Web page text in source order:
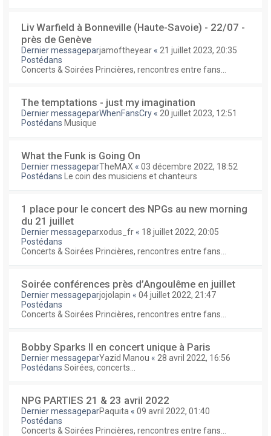
Liv Warfield à Bonneville (Haute-Savoie) - 22/07 -
près de Genève
Dernier messageparjamoftheyear « 21 juillet 2023, 20:35
Postédans
Concerts & Soirées Princières, rencontres entre fans...
The temptations - just my imagination
Dernier messageparWhenFansCry « 20 juillet 2023, 12:51
Postédans Musique
What the Funk is Going On
Dernier messageparTheMAX « 03 décembre 2022, 18:52
Postédans
Le coin des musiciens et chanteurs
1 place pour le concert des NPGs au new morning
du 21 juillet
Dernier messageparxodus_fr « 18 juillet 2022, 20:05
Postédans
Concerts & Soirées Princières, rencontres entre fans...
Soirée conférences près d’Angoulême en juillet
Dernier messageparjojolapin « 04 juillet 2022, 21:47
Postédans
Concerts & Soirées Princières, rencontres entre fans...
Bobby Sparks II en concert unique à Paris
Dernier messageparYazid Manou « 28 avril 2022, 16:56
Postédans Soirées, concerts...
NPG PARTIES 21 & 23 avril 2022
Dernier messageparPaquita « 09 avril 2022, 01:40
Postédans
Concerts & Soirées Princières, rencontres entre fans...